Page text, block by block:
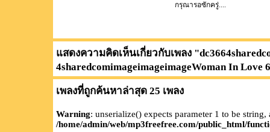
กรุณารอซักครู่....
แสดงความคิดเห็นเกี่ยวกับเพลง "
4sharedcomimageimageimageWoman In Love
เพลงที่ถูกค้นหาล่าสุด 25 เพลง
Warning: unserialize() expects parameter 1 to be
/home/admin/web/mp3freefree.com/public_html/